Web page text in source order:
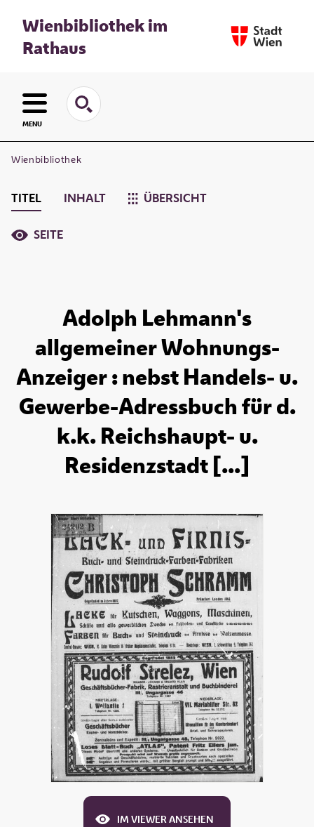
Wienbibliothek im
Rathaus
MENU
Wienbibliothek
TITEL INHALT ÜBERSICHT
SEITE
Adolph Lehmann's
allgemeiner Wohnungs-
Anzeiger : nebst Handels- u.
Gewerbe-Adressbuch für d.
k.k. Reichshaupt- u.
Residenzstadt [...]
IM VIEWER ANSEHEN